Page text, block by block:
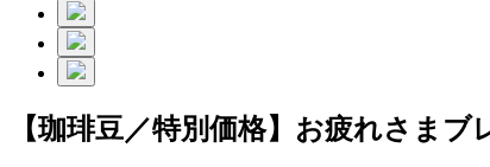
【珈琲豆／特別価格】お疲れさま